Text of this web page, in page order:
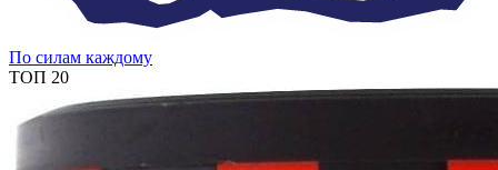
По силам каждому
ТОП 20